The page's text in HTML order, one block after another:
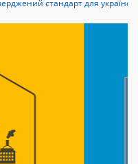
стандарт для